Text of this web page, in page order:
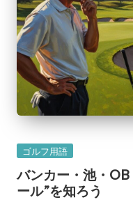
Posted
ゴルフ用語
バンカー・池・
ール”を知ろう